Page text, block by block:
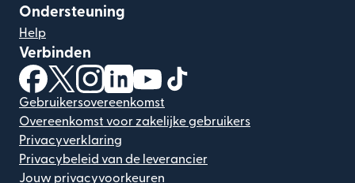
Ondersteuning
Help
Verbinden
(wordt geopend in een nieuw venster)
(wordt geopend in een nieuw venster)
(wordt geopend in een nieuw venster)
(wordt geopend in een nieuw venster)
(wordt geopend in een nieuw
Gebruikersovereenkomst
Overeenkomst voor zakelijke gebruikers
Privacyverklaring
Privacybeleid van de leverancier
Jouw privacyvoorkeuren